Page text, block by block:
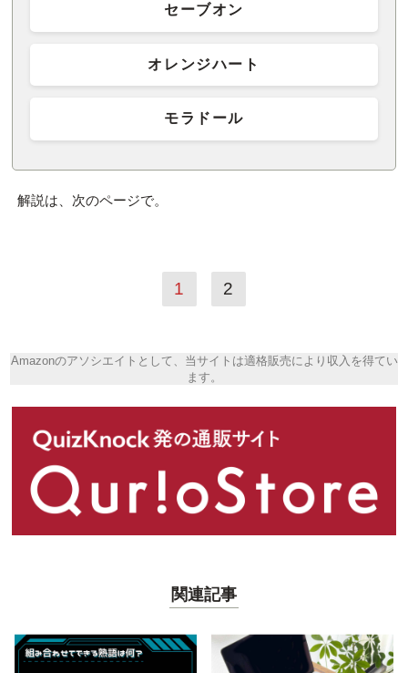
セーブオン
オレンジハート
モラドール
解説は、次のページで。
1 2
Amazonのアソシエイトとして、当サイトは適格販売により収入を得てい
ます。
関連記事